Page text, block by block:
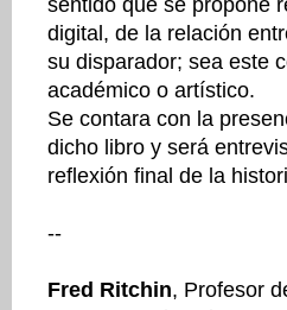
sentido que se propone
digital, de la relación
su disparador; sea este
académico o artístico.
Se contara con la
dicho libro y será
reflexión final de la
--
Fred Ritchin, Profesor